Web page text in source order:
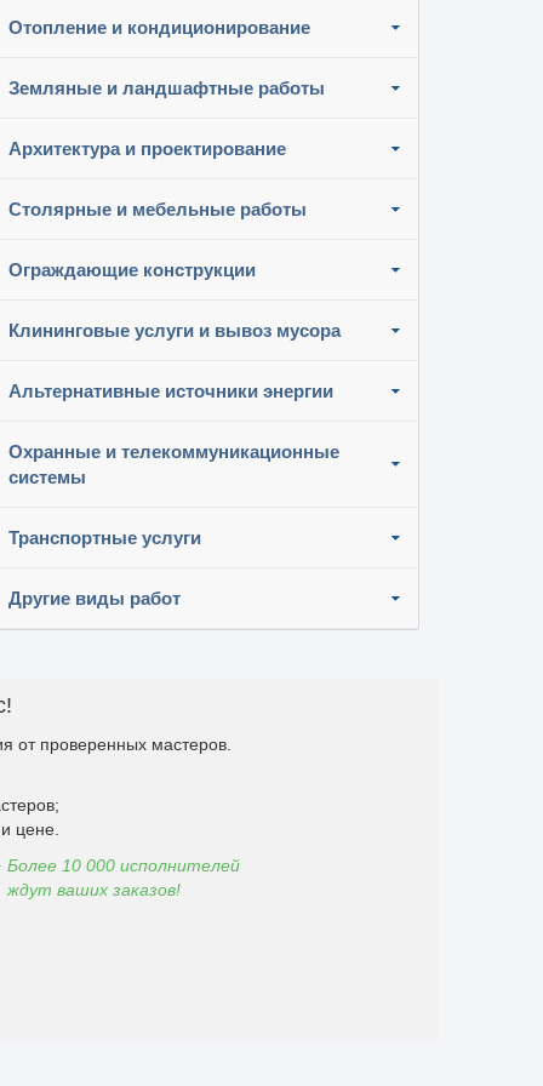
Отопление и кондиционирование
Земляные и ландшафтные работы
Архитектура и проектирование
Столярные и мебельные работы
Ограждающие конструкции
Клининговые услуги и вывоз мусора
Альтернативные источники энергии
Охранные и телекоммуникационные
системы
Транспортные услуги
Другие виды работ
от проверенных мастеров.
цене.
Более 10 000 исполнителей
ждут ваших заказов!